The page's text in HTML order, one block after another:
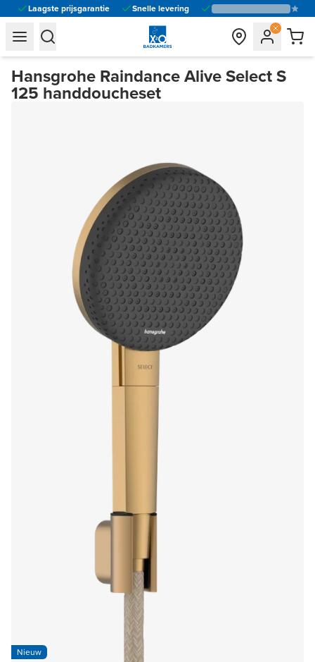
Laagste prijsgarantie Snelle levering
general.navigation.toggle_menu.label
general.navigation.toggle_menu.label
Hansgrohe Raindance Alive Select S
125 handdoucheset
Nieuw